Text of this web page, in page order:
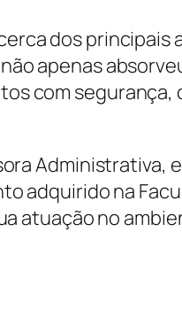
dos
apenas
com
Administrativa,
adquirido na
atuação no